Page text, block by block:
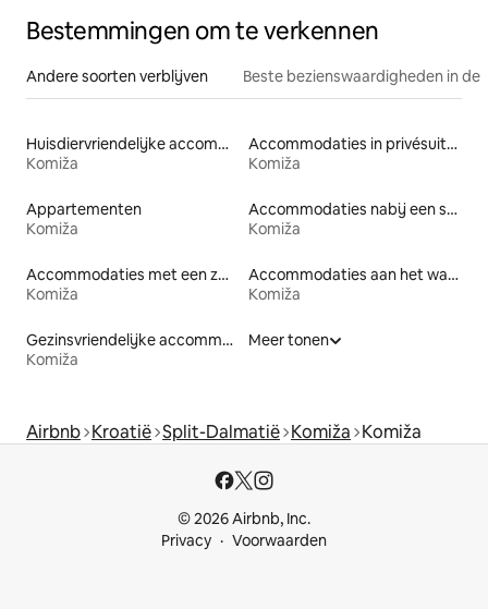
Bestemmingen om te verkennen
Andere soorten verblijven Beste bezienswaardigheden in de
Huisdiervriendelijke accommodaties
Komiža
Accommodaties in privésuites
Komiža
Appartementen
Komiža
Accommodaties nabij een strand
Komiža
Accommodaties met een zwembad
Komiža
Accommodaties aan het water
Komiža
Gezinsvriendelijke accommodaties
Komiža
Meer tonen
Airbnb Kroatië Split-Dalmatië Komiža Komiža
© 2026 Airbnb, Inc.
Privacy
Voorwaarden